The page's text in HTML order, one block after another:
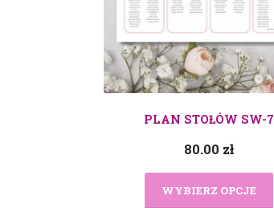
PLAN STOŁÓW SW-7
80.00 zł
WYBIERZ OPCJE